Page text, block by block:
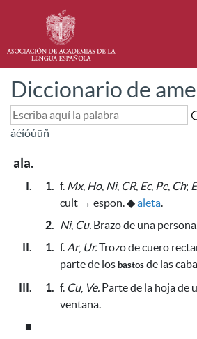
Diccionario de
áéíóúüñ
ala.
I. 1. f. Mx, Ho, Ni, CR, Ec, Pe, Ch;
cult → espon.◆aleta.
2. Ni, Cu. Brazo de una
II.
1. f. Ar, Ur.Trozo de cuero
parte de los bastos de las
III.
1. f. Cu, Ve. Parte de la hoja de
ventana.
■